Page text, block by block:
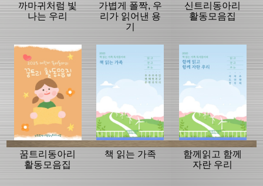
까마귀처럼 빛
나는 우리
가볍게 폴짝, 우
리가 읽어낸 용
기
신트리동아리
활동모음집
꿈트리동아리
활동모음집
책 읽는 가족
함께읽고 함께
자란 우리